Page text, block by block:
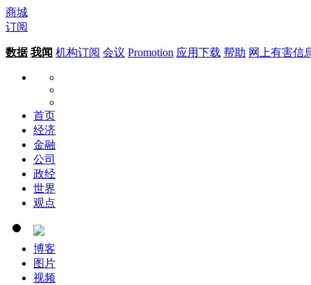
商城
订阅
数据 我闻 机构订阅 会议 Promotion 应用下载 帮助 网上有害信
首页
经济
金融
公司
政经
世界
观点
博客
图片
视频